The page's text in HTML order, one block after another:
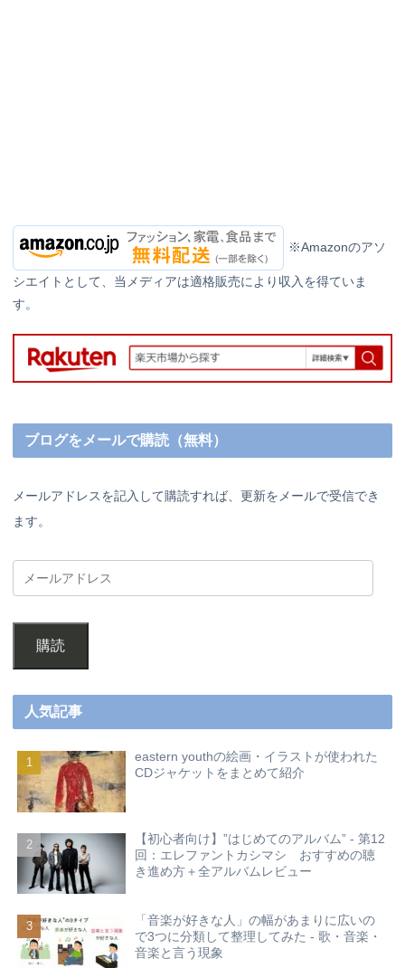
※Amazonのアソ
シエイトとして、当メディアは適格販売により収入を得ていま
す。
ブログをメールで購読（無料）
メールアドレスを記入して購読すれば、更新をメールで受信でき
ます。
購読
人気記事
eastern youthの絵画・イラストが使われた
CDジャケットをまとめて紹介
【初心者向け】”はじめてのアルバム” - 第12
回：エレファントカシマシ おすすめの聴
き進め方＋全アルバムレビュー
「音楽が好きな人」の幅があまりに広いの
で3つに分類して整理してみた - 歌・音楽・
音楽と言う現象